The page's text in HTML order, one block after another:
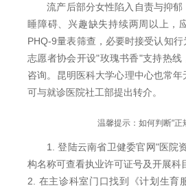
流产后部分女性陷入自责与抑郁
睡障碍、兴趣缺失持续两周以上，
PHQ-9量表筛查，必要时接受认知
志愿者协会开设"玫瑰书香"支持热线
咨询。昆明医科大学心理中心也常年
可与就诊医院社工部提出转介。
温馨提示：如何判断"正
1. 登陆云南省卫健委官网"医院
构名称可查看执业许可证号及开展科
2. 在主诊科室门口找到《计划生育